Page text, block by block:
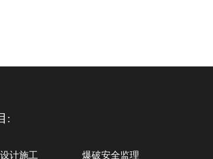
:
计施工 爆破安全监理